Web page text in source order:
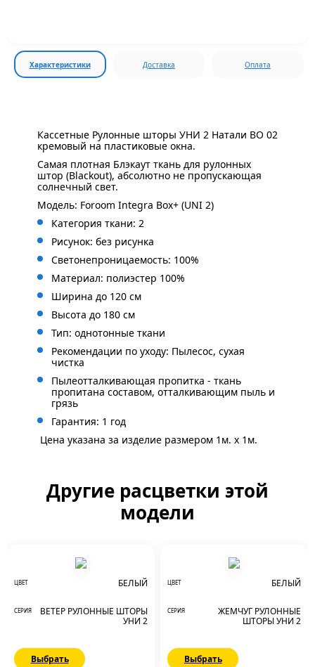
Характеристики Доставка Оплата
Кассетные Рулонные шторы УНИ 2 Натали BO 02
кремовый на пластиковые окна.
Самая плотная Блэкаут ткань для рулонных
штор (Blackout), абсолютно не пропускающая
солнечный свет.
Модель: Foroom Integra Box+ (UNI 2)
Категория ткани: 2
Рисунок: без рисунка
Светонепроницаемость: 100%
Материал: полиэстер 100%
Ширина до 120 см
Высота до 180 см
Тип: однотонные ткани
Рекомендации по уходу: Пылесос, сухая
чистка
Пылеотталкивающая пропитка - ткань
пропитана составом, отталкивающим пыль и
грязь
Гарантия: 1 год
Цена указана за изделие размером 1м. x 1м.
Другие расцветки этой
модели
ЦВЕТ БЕЛЫЙ
СЕРИЯ
ВЕТЕР РУЛОННЫЕ ШТОРЫ
УНИ 2
Выбрать
ЦВЕТ БЕЛЫЙ
СЕРИЯ
ЖЕМЧУГ РУЛОННЫЕ
ШТОРЫ УНИ 2
Выбрать